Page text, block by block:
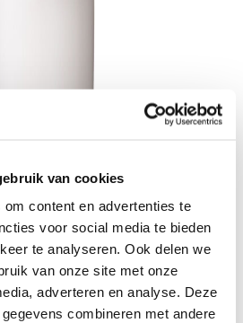
van cookies
content en advertenties te
voor social media te bieden
te analyseren. Ook delen we
van onze site met onze
adverteren en analyse. Deze
combineren met andere
van 750 ml
10 werkdag(en)
in: 2 werkdag(en)